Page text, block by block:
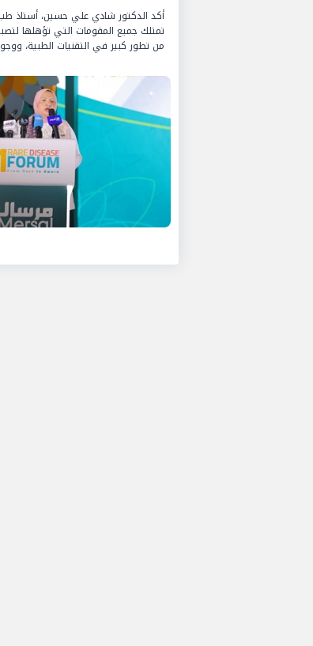
أكد الدكتور شادي علي حسين، أستاذ
تمتلك جميع المقومات التي تؤهلها
من تطور كبير في التقنيات الطبية،